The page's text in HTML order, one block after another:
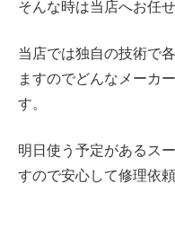
そんな時は当店へお任せ
当店では独自の技術で
ますのでどんなメーカ
す。
明日使う予定があるス
すので安心して修理依